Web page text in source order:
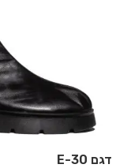
דגם E-30